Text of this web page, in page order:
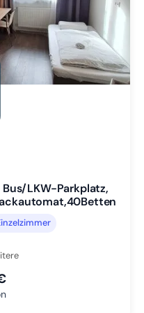
Slide 1 wechseln
Slide 2 wechseln
3 wechseln
Slide 4 wechseln
Slide 5 wechseln
6 wechseln
Bus/LKW-Parkplatz,